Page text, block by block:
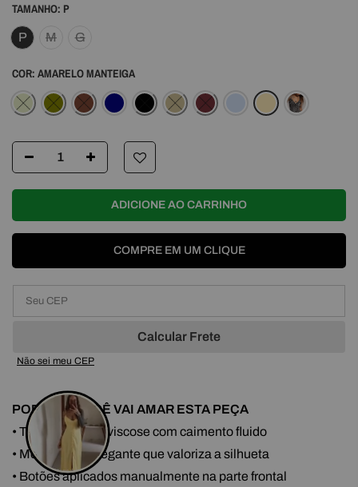
COR: AMARELO MANTEIGA
TAMANHO: P
P M G
ADICIONE AO CARRINHO
Calcular Frete
Não sei meu CEP
POR QUE VOCÊ VAI AMAR ESTA PEÇA
• Tecido leve em viscose com caimento fluido
• Modelagem elegante que valoriza a silhueta
• Botões aplicados manualmente na parte frontal